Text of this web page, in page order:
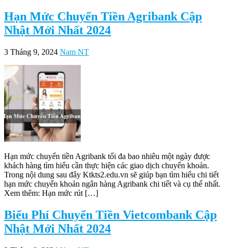
Hạn Mức Chuyển Tiền Agribank Cập
Nhật Mới Nhất 2024
3 Tháng 9, 2024 Nam NT
Hạn mức chuyển tiền Agribank tối đa bao nhiêu một ngày được
khách hàng tìm hiểu cần thực hiện các giao dịch chuyển khoản.
Trong nội dung sau đây Ktkts2.edu.vn sẽ giúp bạn tìm hiểu chi tiết
hạn mức chuyển khoản ngân hàng Agribank chi tiết và cụ thể nhất.
Xem thêm: Hạn mức rút […]
Biểu Phí Chuyển Tiền Vietcombank Cập
Nhật Mới Nhất 2024